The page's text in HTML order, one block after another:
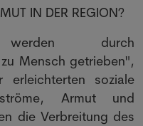
IN DER REGION?
werden durch
Mensch getrieben",
erleichterten soziale
Armut und
die Verbreitung des